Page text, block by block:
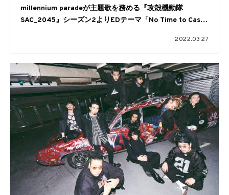
millennium paradeが主題歌を務める『攻殻機動隊
SAC_2045』シーズン2よりEDテーマ「No Time to Cast
2022.03.27